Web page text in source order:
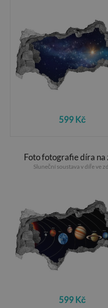
599 Kč
Foto fotografie díra na
Sluneční soustava v díře ve
599 Kč